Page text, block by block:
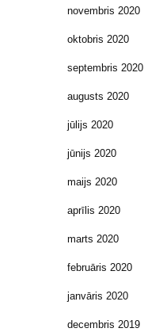
novembris 2020
oktobris 2020
septembris 2020
augusts 2020
jūlijs 2020
jūnijs 2020
maijs 2020
aprīlis 2020
marts 2020
februāris 2020
janvāris 2020
decembris 2019